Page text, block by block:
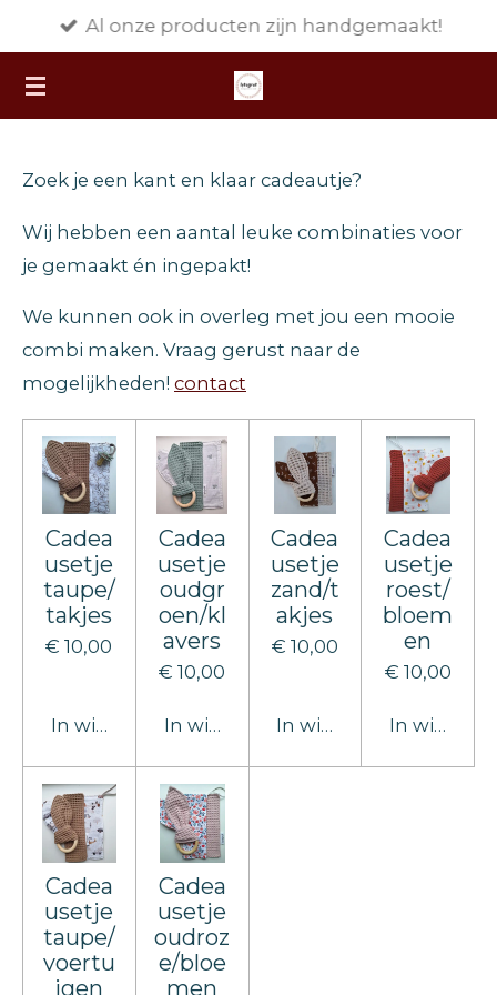
direct
naar
de
Al onze producten zijn handgemaakt!
Zoek je een kant en klaar cadeautje?
Wij hebben een aantal leuke combinaties voor
je gemaakt én ingepakt!
We kunnen ook in overleg met jou een mooie
combi maken. Vraag gerust naar de
mogelijkheden! contact
Cadea
usetje
taupe/
takjes
€ 10,00
In winkelwagen
Cadea
usetje
oudgr
oen/kl
avers
€ 10,00
In winkelwagen
Cadea
usetje
zand/t
akjes
€ 10,00
In winkelwagen
Cadea
usetje
roest/
bloem
en
€ 10,00
In
Cadea
usetje
taupe/
voertu
igen
Cadea
usetje
oudroz
e/bloe
men